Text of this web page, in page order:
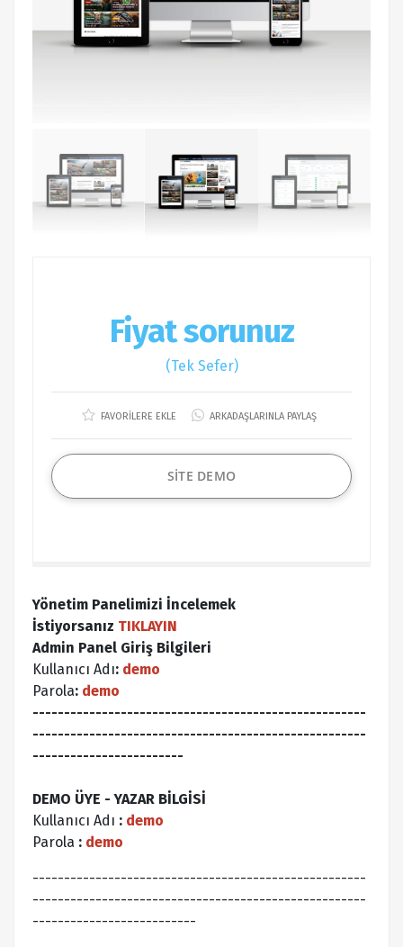
Fiyat sorunuz
(Tek Sefer)
FAVORİLERE EKLE ARKADAŞLARINLA PAYLAŞ
SİTE DEMO
Yönetim Panelimizi İncelemek
İstiyorsanız TIKLAYIN
Admin Panel Giriş Bilgileri
Kullanıcı Adı: demo
Parola: demo
-----------------------------------------------------
-----------------------------------------------------
------------------------
DEMO ÜYE - YAZAR BİLGİSİ
Kullanıcı Adı : demo
Parola : demo
-----------------------------------------------------
-----------------------------------------------------
--------------------------